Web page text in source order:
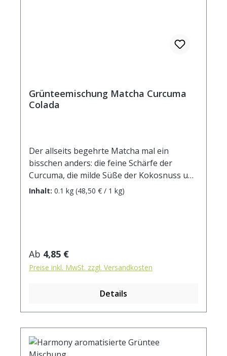
Grünteemischung Matcha Curcuma
Colada
Der allseits begehrte Matcha mal ein
bisschen anders: die feine Schärfe der
Curcuma, die milde Süße der Kokosnuss und
die herben Grünteenoten sorgen für ein
ganz neues Geschmackserlebnis mit einer
Ananasstücke (Ananas, Zucker)(10%),
Ingwerstücke, natürliches Aroma (enthält
Milch), Kokoschips (Kokosnuss, Zucker)(5%),
Zubereitung: ca. 12g Tee mit 1 l. Wasser auf
90° abgekühlt, aufgiessen. Ziehzeit: ca. 3
Fertiggetränk bei Aufguss von 2g Tee mit
100 ml kochendem Wasser und einer
Inhalt: 0.1 kg (48,50 € / 1 kg)
Regulärer Preis:
Ab 4,85 €
Preise inkl. MwSt. zzgl. Versandkosten
Details